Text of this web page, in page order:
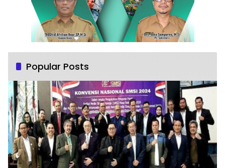
Popular Posts